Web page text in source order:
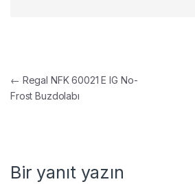
Yazı gezinmesi
← Regal NFK 60021 E IG No-
Frost Buzdolabı
Bir yanıt yazın